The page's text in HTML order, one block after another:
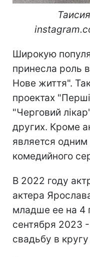
Широкую
принесла роль
Нове життя".
проектах
"Черговий
других. Кроме
является одним
комедийного
В 2022 году
актера
младше ее на 4
сентября 2023
свадьбу в